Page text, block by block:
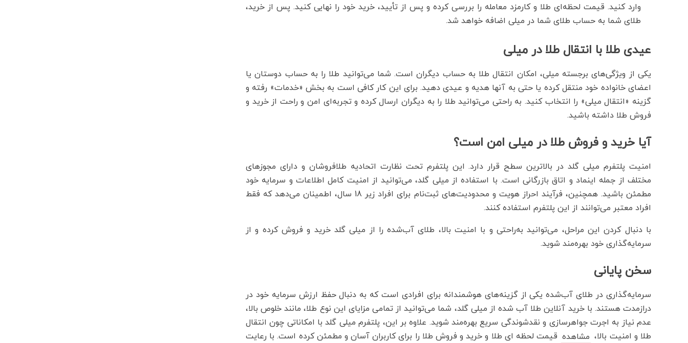
وارد کنید. قیمت لحظه‌ای طلا و کارمزد معامله را بررسی کرده و پس از تأیید، خرید خود را نهایی کنید. پس از خرید،
طلای شما به حساب طلای شما در میلی اضافه خواهد شد.
عیدی طلا با انتقال طلا در میلی
یکی از ویژگی‌های برجسته میلی، امکان انتقال طلا به حساب دیگران است. شما می‌توانید طلا را به حساب دوستان یا
اعضای خانواده خود منتقل کرده یا حتی به آنها هدیه و عیدی دهید. برای این کار کافی است به بخش «خدمات» رفته و
گزینه «انتقال میلی» را انتخاب کنید. به راحتی می‌توانید طلا را به دیگران ارسال کرده و تجربه‌ای امن و راحت از خرید و
فروش طلا داشته باشید.
آیا خرید و فروش طلا در میلی امن است؟
امنیت پلتفرم میلی گلد در بالاترین سطح قرار دارد. این پلتفرم تحت نظارت اتحادیه طلافروشان و دارای مجوزهای
مختلف از جمله اینماد و اتاق بازرگانی است. با استفاده از میلی گلد، می‌توانید از امنیت کامل اطلاعات و سرمایه خود
مطمئن باشید. همچنین، فرآیند احراز هویت و محدودیت‌های ثبت‌نام برای افراد زیر 18 سال، اطمینان می‌دهد که فقط
افراد معتبر می‌توانند از این پلتفرم استفاده کنند.
با دنبال کردن این مراحل، می‌توانید به‌راحتی و با امنیت بالا، طلای آب‌شده را از میلی گلد خرید و فروش کرده و از
سرمایه‌گذاری خود بهره‌مند شوید.
سخن پایانی
سرمایه‌گذاری در طلای آب‌شده یکی از گزینه‌های هوشمندانه برای افرادی است که به دنبال حفظ ارزش سرمایه خود در
درازمدت هستند. با خرید آنلاین طلا آب شده از میلی گلد، شما می‌توانید از تمامی مزایای این نوع طلا، مانند خلوص بالا،
عدم نیاز به اجرت جواهرسازی و نقدشوندگی سریع بهره‌مند شوید. علاوه بر این، پلتفرم میلی گلد با امکاناتی چون انتقال
طلا و امنیت بالا، مشاهده قیمت لحظه ای طلا و خرید و فروش طلا را برای کاربران آسان و مطمئن کرده است. با رعایت